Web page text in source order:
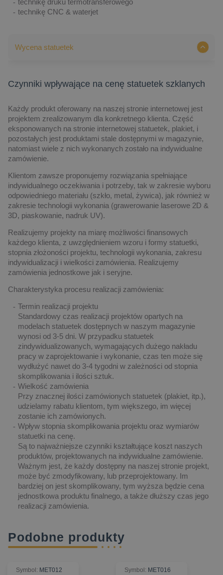
technikę CNC & waterjet
Wycena statuetek
Czynniki wpływające na cenę statuetek szklanych
Każdy produkt oferowany na naszej stronie internetowej jest
projektem zrealizowanym dla konkretnego klienta. Część
eksponowanych na stronie internetowej statuetek, plakiet, i
pozostałych jest produktami stale dostępnymi w magazynie,
natomiast wiele z nich wykonanych zostało na indywidualne
zamówienie.
Klientom zawsze proponujemy rozwiązania spełniające
indywidualnego oczekiwania i potrzeby, tak w zakresie wyboru
odpowiedniego materiału (szkło, metal, żywica), jak również w
zakresie technologii wykonania (grawerowanie laserowe 2D &
3D, piaskowanie, nadruk UV).
Realizujemy projekty na miarę możliwości finansowych
każdego klienta, z uwzględnieniem wzoru i formy statuetki,
stopnia złożoności projektu, technologii wykonania, zakresu
indywidualizacji i wielkości zamówienia. Realizujemy
zamówienia jednostkowe jak i seryjne.
Charakterystyka procesu realizacji zamówienia:
Termin realizacji projektu
Standardowy czas realizacji projektów opartych na
modelach statuetek dostępnych w naszym magazynie
wynosi od 3-5 dni. W przypadku statuetek
zindywidualizowanych, wymagających dużego nakładu
pracy w zaprojektowanie i wykonanie, czas ten może się
wydłużyć nawet do 3-4 tygodni w zależności od stopnia
skomplikowania i ilości sztuk.
Wielkość zamówienia
Przy znacznej ilości zamówionych statuetek (plakiet, itp.),
udzielamy rabatu klientom, tym większego, im więcej
zostanie ich zamówionych.
Wpływ stopnia skomplikowania projektu oraz wymiarów
statuetki na cenę.
Są to najważniejsze czynniki kształtujące koszt naszych
produktów, projektowanych na indywidualne zamówienie.
Ważnym jest, że każdy dostępny na naszej stronie projekt,
może być zmodyfikowany, lub przeprojektowany. Im
bardziej on jest skomplikowany, tym wyższa będzie cena
jednostkowa produktu finalnego, a także dłuższy czas jego
realizacji zamówienia.
Podobne produkty
Symbol: MET012 Symbol: MET016